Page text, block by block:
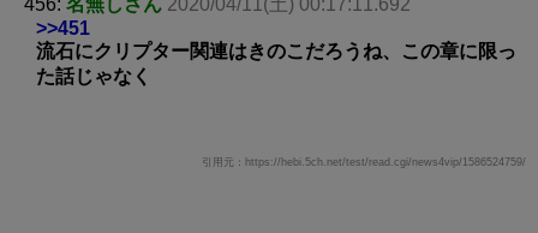
456: 名無しさん 2020/04/11(土) 00:17:11.692
>>451
流石にクリプター関連はきのこだろうね、この章に限っ
た話じゃなく
引用元：https://hebi.5ch.net/test/read.cgi/news4vip/1586524759/